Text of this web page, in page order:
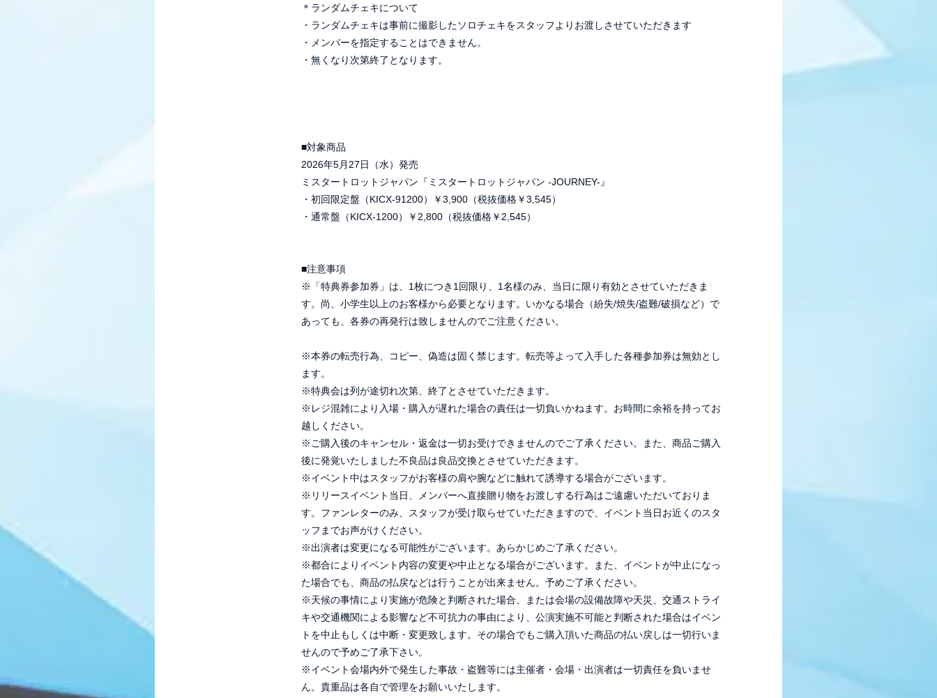
SCHEDULEPROFILE
RADIO
＊ランダムチェキについて
・ランダムチェキは事前に撮影したソロチェキをスタッフよりお渡しさせていただきます
・メンバーを指定することはできません。
・無くなり次第終了となります。
■対象商品
2026年5月27日（水）発売
ミスタートロットジャパン『ミスタートロットジャパン -JOURNEY-』
・初回限定盤（KICX-91200）￥3,900（税抜価格￥3,545）
・通常盤（KICX-1200）￥2,800（税抜価格￥2,545）
■注意事項
※「特典券参加券」は、1枚につき1回限り、1名様のみ、当日に限り有効とさせていただきま
す。尚、小学生以上のお客様から必要となります。いかなる場合（紛失/焼失/盗難/破損など）で
あっても、各券の再発行は致しませんのでご注意ください。
※本券の転売行為、コピー、偽造は固く禁じます。転売等よって入手した各種参加券は無効とし
ます。
※特典会は列が途切れ次第、終了とさせていただきます。
※レジ混雑により入場・購入が遅れた場合の責任は一切負いかねます。お時間に余裕を持ってお
越しください。
※ご購入後のキャンセル・返金は一切お受けできませんのでご了承ください。また、商品ご購入
後に発覚いたしました不良品は良品交換とさせていただきます。
※イベント中はスタッフがお客様の肩や腕などに触れて誘導する場合がございます。
※リリースイベント当日、メンバーへ直接贈り物をお渡しする行為はご遠慮いただいておりま
す。ファンレターのみ、スタッフが受け取らせていただきますので、イベント当日お近くのスタ
ッフまでお声がけください。
※出演者は変更になる可能性がございます。あらかじめご了承ください。
※都合によりイベント内容の変更や中止となる場合がございます。また、イベントが中止になっ
た場合でも、商品の払戻などは行うことが出来ません。予めご了承ください。
※天候の事情により実施が危険と判断された場合、または会場の設備故障や天災、交通ストライ
キや交通機関による影響など不可抗力の事由により、公演実施不可能と判断された場合はイベン
トを中止もしくは中断・変更致します。その場合でもご購入頂いた商品の払い戻しは一切行いま
せんので予めご了承下さい。
※イベント会場内外で発生した事故・盗難等には主催者・会場・出演者は一切責任を負いませ
ん。貴重品は各自で管理をお願いいたします。